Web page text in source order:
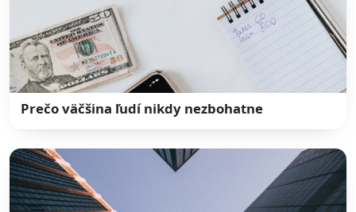
Prečo väčšina ľudí nikdy nezbohatne